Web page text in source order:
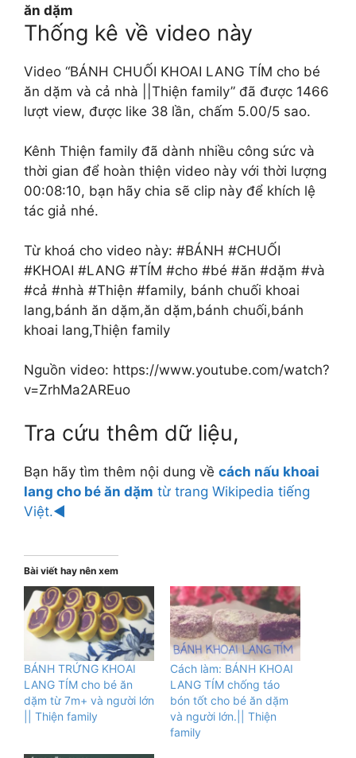
ăn dặm
Thống kê về video này
Video “BÁNH CHUỐI KHOAI LANG TÍM cho bé
ăn dặm và cả nhà ||Thiện family” đã được 1466
lượt view, được like 38 lần, chấm 5.00/5 sao.
Kênh Thiện family đã dành nhiều công sức và
thời gian để hoàn thiện video này với thời lượng
00:08:10, bạn hãy chia sẽ clip này để khích lệ
tác giả nhé.
Từ khoá cho video này: #BÁNH #CHUỐI
#KHOAI #LANG #TÍM #cho #bé #ăn #dặm #và
#cả #nhà #Thiện #family, bánh chuối khoai
lang,bánh ăn dặm,ăn dặm,bánh chuối,bánh
khoai lang,Thiện family
Nguồn video: https://www.youtube.com/watch?
v=ZrhMa2AREuo
Tra cứu thêm dữ liệu,
Bạn hãy tìm thêm nội dung về cách nấu khoai
lang cho bé ăn dặm từ trang Wikipedia tiếng
Việt.◄
Bài viết hay nên xem
BÁNH TRỨNG KHOAI
LANG TÍM cho bé ăn
dặm từ 7m+ và người lớn
|| Thiện family
Cách làm: BÁNH KHOAI
LANG TÍM chống táo
bón tốt cho bé ăn dặm
và người lớn.|| Thiện
family